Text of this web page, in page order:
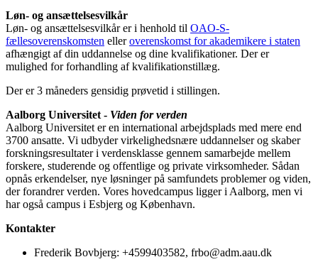
Løn- og ansættelsesvilkår
Løn- og ansættelsesvilkår er i henhold til OAO-S-
fællesoverenskomsten elleroverenskomst for akademikere i staten
afhængigt af din uddannelse og dine kvalifikationer. Der er
mulighed for forhandling af kvalifikationstillæg.
Der er 3 måneders gensidig prøvetid i stillingen.
Aalborg Universitet - Viden for verden
Aalborg Universitet er en international arbejdsplads med mere end
3700 ansatte. Vi udbyder virkelighedsnære uddannelser og skaber
forskningsresultater i verdensklasse gennem samarbejde mellem
forskere, studerende og offentlige og private virksomheder. Sådan
opnås erkendelser, nye løsninger på samfundets problemer og viden,
der forandrer verden. Vores hovedcampus ligger i Aalborg, men vi
har også campus i Esbjerg og København.
Kontakter
Frederik Bovbjerg: +4599403582, frbo@adm.aau.dk